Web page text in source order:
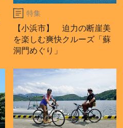
特集
【小浜市】 迫力の断崖美
を楽しむ爽快クルーズ「蘇
洞門めぐり」